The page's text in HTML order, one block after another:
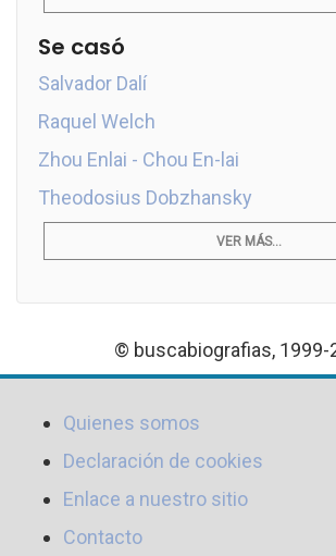
Se casó
Salvador Dalí
Raquel Welch
Zhou Enlai - Chou En-lai
Theodosius Dobzhansky
VER MÁS...
© buscabiografias, 1999-
Quienes somos
Declaración de cookies
Enlace a nuestro sitio
Contacto